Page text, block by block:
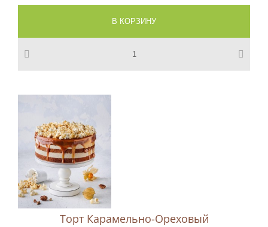
Торт Карамельно-Ореховый